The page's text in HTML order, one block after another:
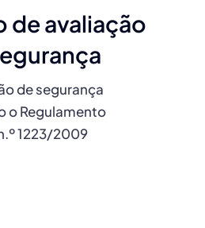
de avaliação
de segurança
o Regulamento
1223/2009